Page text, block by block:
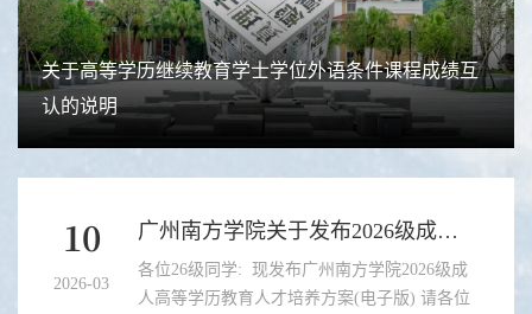
关于高等学历继续教育学士学位外语条件课程成绩互
认的说明
10
2026-03
广州南方学院关于发布2026级成人高等学历教育人才培养方案(电...
各位26级同学: 现发布广州南方学院2026级成
人高等学历教育人才培养方案(电子版) 请各位